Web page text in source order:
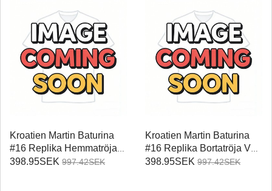
Kroatien Martin Baturina
#16 Replika Hemmatröja
VM 2026 Kortärmad
398.95SEK 997.42SEK
Kroatien Martin Baturina
#16 Replika Bortatröja VM
2026 Kortärmad
398.95SEK 997.42SEK